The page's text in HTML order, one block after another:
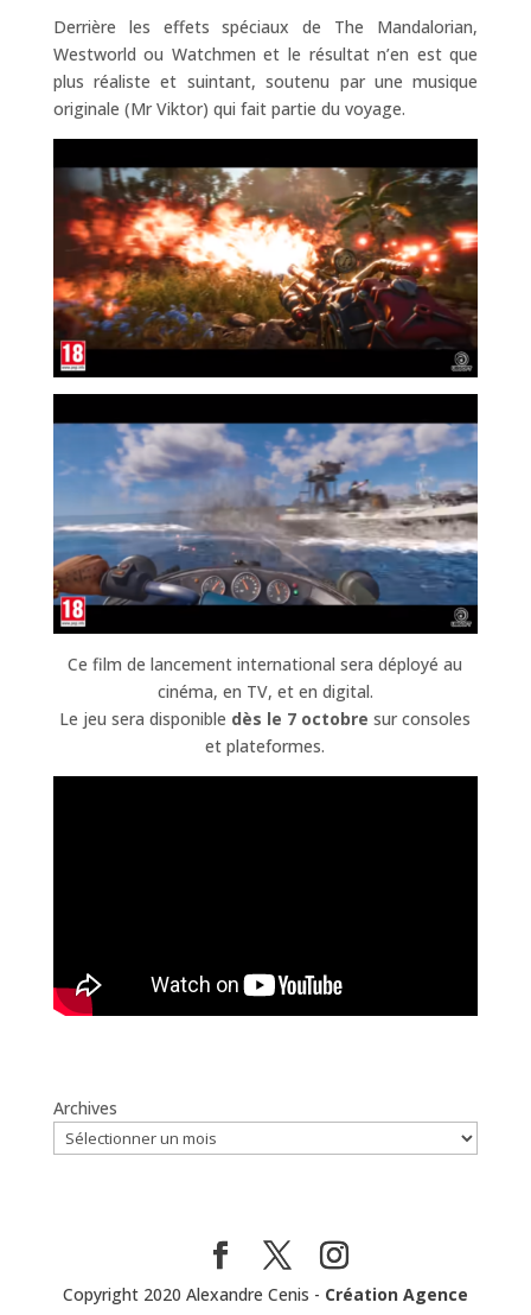
Derrière les effets spéciaux de The Mandalorian,
Westworld ou Watchmen et le résultat n’en est que
plus réaliste et suintant, soutenu par une musique
originale (Mr Viktor) qui fait partie du voyage.
Ce film de lancement international sera déployé au
cinéma, en TV, et en digital.
Le jeu sera disponible dès le 7 octobre sur consoles
et plateformes.
Archives
Copyright 2020 Alexandre Cenis - Création Agence